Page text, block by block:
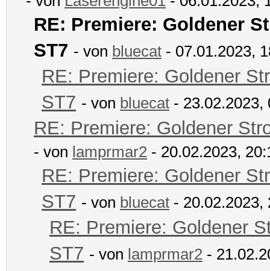
RE: Premiere: Goldener
ST7 - von bluecat - 07.01.2023,
RE: Premiere: Goldener
ST7 - von bluecat - 23.02.2023,
RE: Premiere: Goldener
- von lamprmar2 - 20.02.2023,
RE: Premiere: Goldener
ST7 - von bluecat - 20.02.2023,
RE: Premiere: Goldener
ST7 - von lamprmar2 -